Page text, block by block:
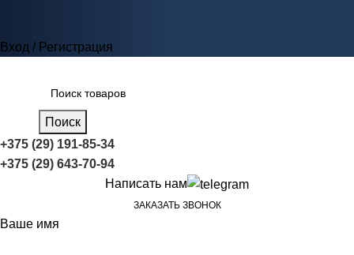
Вход / Регистрация
Поиск
+375 (29) 191-85-34
+375 (29) 643-70-94
Написать нам
ЗАКАЗАТЬ ЗВОНОК
Ваше имя